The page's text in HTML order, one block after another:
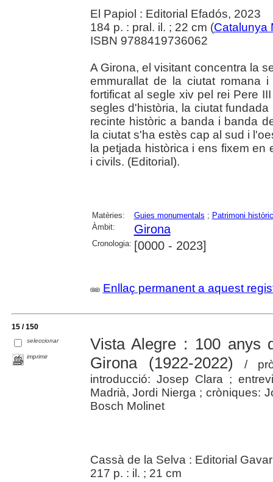
El Papiol : Editorial Efadós, 2023
184 p. : pral. il. ; 22 cm (Catalunya
ISBN 9788419736062
A Girona, el visitant concentra la
emmurallat de la ciutat romana
fortificat al segle xiv pel rei Pere
segles d'història, la ciutat
recinte històric a banda i banda
la ciutat s'ha estès cap al sud i
la petjada històrica i ens fixem en
i civils. (Editorial).
Matèries: Guies monumentals ; Patrimoni
Àmbit:
Girona
Cronologia: [0000 - 2023]
Enllaç permanent a aquest
15 / 150
seleccionar
imprimir
Vista Alegre : 100 anys
Girona (1922-2022)
/
introducció: Josep Clara ;
Madrià, Jordi Nierga ; cròniques:
Bosch Molinet
Cassà de la Selva : Editorial
217 p. : il. ; 21 cm